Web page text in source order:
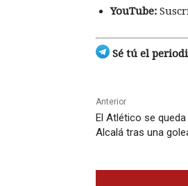
YouTube:
Sé tú el
Anterior
El Atlético se
Alcalá tras una